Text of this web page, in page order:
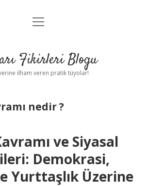
Anasayfa
Yasal Uyarı
menüyü
Fikirleri Blogu
ilham veren pratik tüyolar!
nedir ?
ve Siyasal
Demokrasi,
Yurttaşlık Üzerine